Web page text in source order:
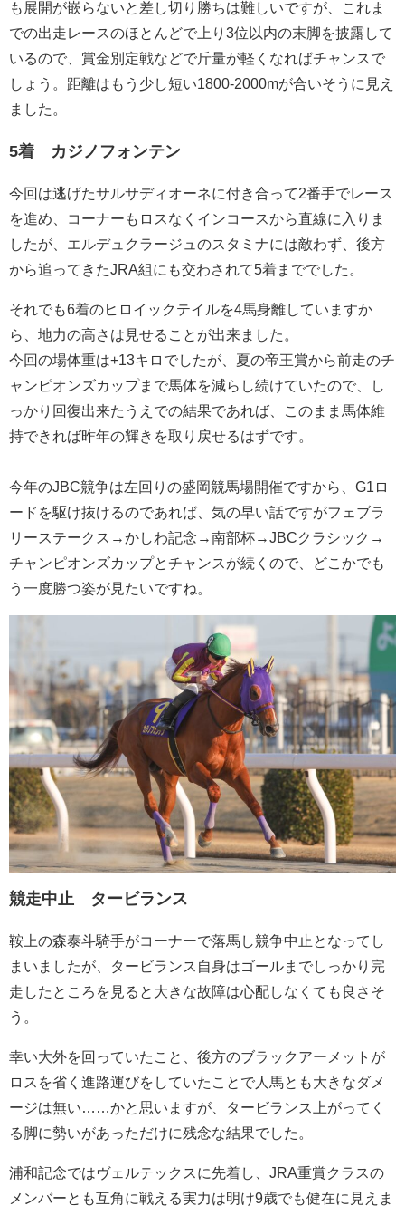
も展開が嵌らないと差し切り勝ちは難しいですが、これま
での出走レースのほとんどで上り3位以内の末脚を披露して
いるので、賞金別定戦などで斤量が軽くなればチャンスで
しょう。距離はもう少し短い1800-2000mが合いそうに見え
ました。
5着 カジノフォンテン
今回は逃げたサルサディオーネに付き合って2番手でレース
を進め、コーナーもロスなくインコースから直線に入りま
したが、エルデュクラージュのスタミナには敵わず、後方
から追ってきたJRA組にも交わされて5着まででした。
それでも6着のヒロイックテイルを4馬身離していますか
ら、地力の高さは見せることが出来ました。
今回の場体重は+13キロでしたが、夏の帝王賞から前走のチ
ャンピオンズカップまで馬体を減らし続けていたので、し
っかり回復出来たうえでの結果であれば、このまま馬体維
持できれば昨年の輝きを取り戻せるはずです。
今年のJBC競争は左回りの盛岡競馬場開催ですから、G1ロ
ードを駆け抜けるのであれば、気の早い話ですがフェブラ
リーステークス→かしわ記念→南部杯→JBCクラシック→
チャンピオンズカップとチャンスが続くので、どこかでも
う一度勝つ姿が見たいですね。
競走中止 タービランス
鞍上の森泰斗騎手がコーナーで落馬し競争中止となってし
まいましたが、タービランス自身はゴールまでしっかり完
走したところを見ると大きな故障は心配しなくても良さそ
う。
幸い大外を回っていたこと、後方のブラックアーメットが
ロスを省く進路運びをしていたことで人馬とも大きなダメ
ージは無い……かと思いますが、タービランス上がってく
る脚に勢いがあっただけに残念な結果でした。
浦和記念ではヴェルテックスに先着し、JRA重賞クラスの
メンバーとも互角に戦える実力は明け9歳でも健在に見えま